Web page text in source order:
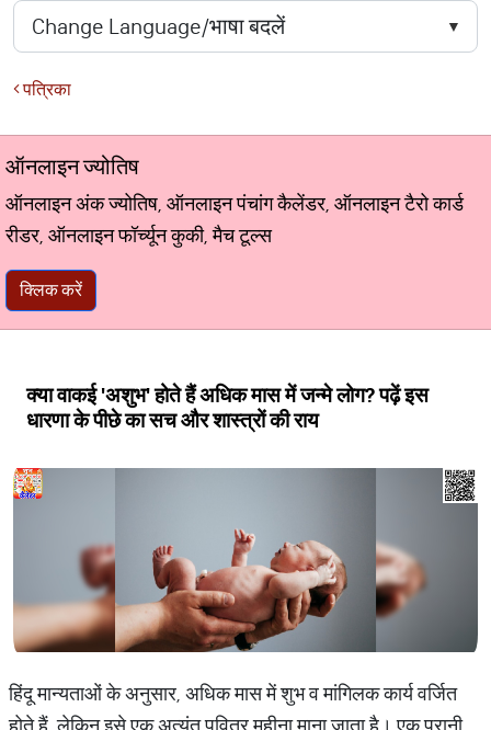
पत्रिका
ऑनलाइन ज्योतिष
ऑनलाइन अंक ज्योतिष, ऑनलाइन पंचांग कैलेंडर, ऑनलाइन टैरो कार्ड
रीडर, ऑनलाइन फॉर्च्यून कुकी, मैच टूल्स
क्लिक करें
क्या वाकई 'अशुभ' होते हैं अधिक मास में जन्मे लोग? पढ़ें इस
धारणा के पीछे का सच और शास्त्रों की राय
हिंदू मान्यताओं के अनुसार, अधिक मास में शुभ व मांगिलक कार्य वर्जित